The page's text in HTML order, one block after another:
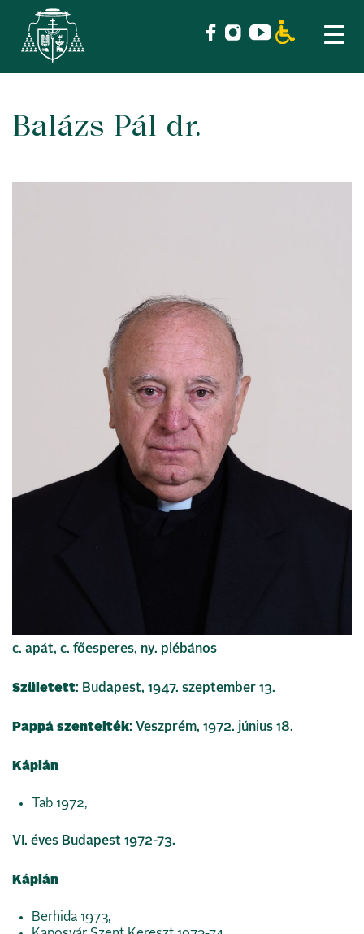
SkipBalázs Pál dr.
c. apát, c. főesperes, ny. plébános
Született: Budapest, 1947. szeptember 13.
Pappá szentelték: Veszprém, 1972. június 18.
Káplán
Tab 1972,
VI. éves Budapest 1972-73.
Káplán
Berhida 1973,